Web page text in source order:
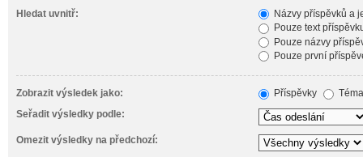
Hledat uvnitř:
Názvy příspěvků a
Pouze text
Pouze názvy
Pouze první
Zobrazit výsledek jako: Příspěvky
Seřadit výsledky podle:
Omezit výsledky na předchozí: